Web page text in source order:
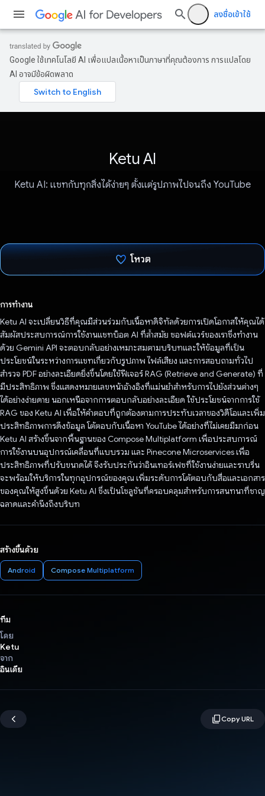
ลงชื่อเข้าใช้
Google ใช้เทคโนโลยี AI เพื่อแปลเนื้อหาเป็นภาษาที่คุณต้องการ การแปลโดย
AI อาจมีข้อผิดพลาด
Ketu AI
Ketu AI: แชทกับทุกสิ่งได้ง่ายๆ ตั้งแต่รูปภาพไปจนถึง YouTube
โหวต
การทำงาน
Ketu AI จะเปลี่ยนวิธีที่คุณมีส่วนร่วมกับเนื้อหาดิจิทัลด้วยการเปิดโอกาสให้คุณได้
สัมผัสประสบการณ์การใช้งานแชทบ็อต AI ที่ล้ำสมัย ซอฟต์แวร์ของเราซึ่งทำงาน
ด้วย Gemini API จะตอบกลับอย่างเหมาะสมตามบริบทและให้ข้อมูลที่เป็น
ประโยชน์ในระหว่างการแชทเกี่ยวกับรูปภาพ ไฟล์เสียง และการสอบถามทั่วไป
สำรวจ PDF อย่างละเอียดยิ่งขึ้นโดยใช้ฟีเจอร์ RAG (Retrieve and Generate) ที่
มีประสิทธิภาพ ซึ่งแสดงหมายเลขหน้าอ้างอิงที่แม่นยำสำหรับการไปยังส่วนต่างๆ
ได้อย่างง่ายดาย นอกเหนือจากการตอบกลับอย่างละเอียด ใช้ประโยชน์จากการใช้
RAG ของ Ketu AI เพื่อให้คำตอบที่ถูกต้องตามการประทับเวลาของวิดีโอและเพิ่ม
ประสิทธิภาพการดึงข้อมูล โต้ตอบกับเนื้อหา YouTube ได้อย่างที่ไม่เคยมีมาก่อน
Ketu AI สร้างขึ้นจากพื้นฐานของ Compose Multiplatform เพื่อประสบการณ์
การใช้งานบนอุปกรณ์เคลื่อนที่แบบรวม และ Pinecone Microservices เพื่อ
ประสิทธิภาพที่ปรับขนาดได้ จึงรับประกันว่าอินเทอร์เฟซที่ใช้งานง่ายและราบรื่น
จะพร้อมให้บริการในทุกอุปกรณ์ของคุณ เพิ่มระดับการโต้ตอบกับสื่อและเอกสาร
ของคุณให้สูงขึ้นด้วย Ketu AI ซึ่งเป็นโซลูชันที่ครอบคลุมสำหรับการสนทนาที่ชาญ
ฉลาดและคำนึงถึงบริบท
สร้างขึ้นด้วย
Android Compose Multiplatform
ทีม
โดย
Ketu
จาก
อินเดีย